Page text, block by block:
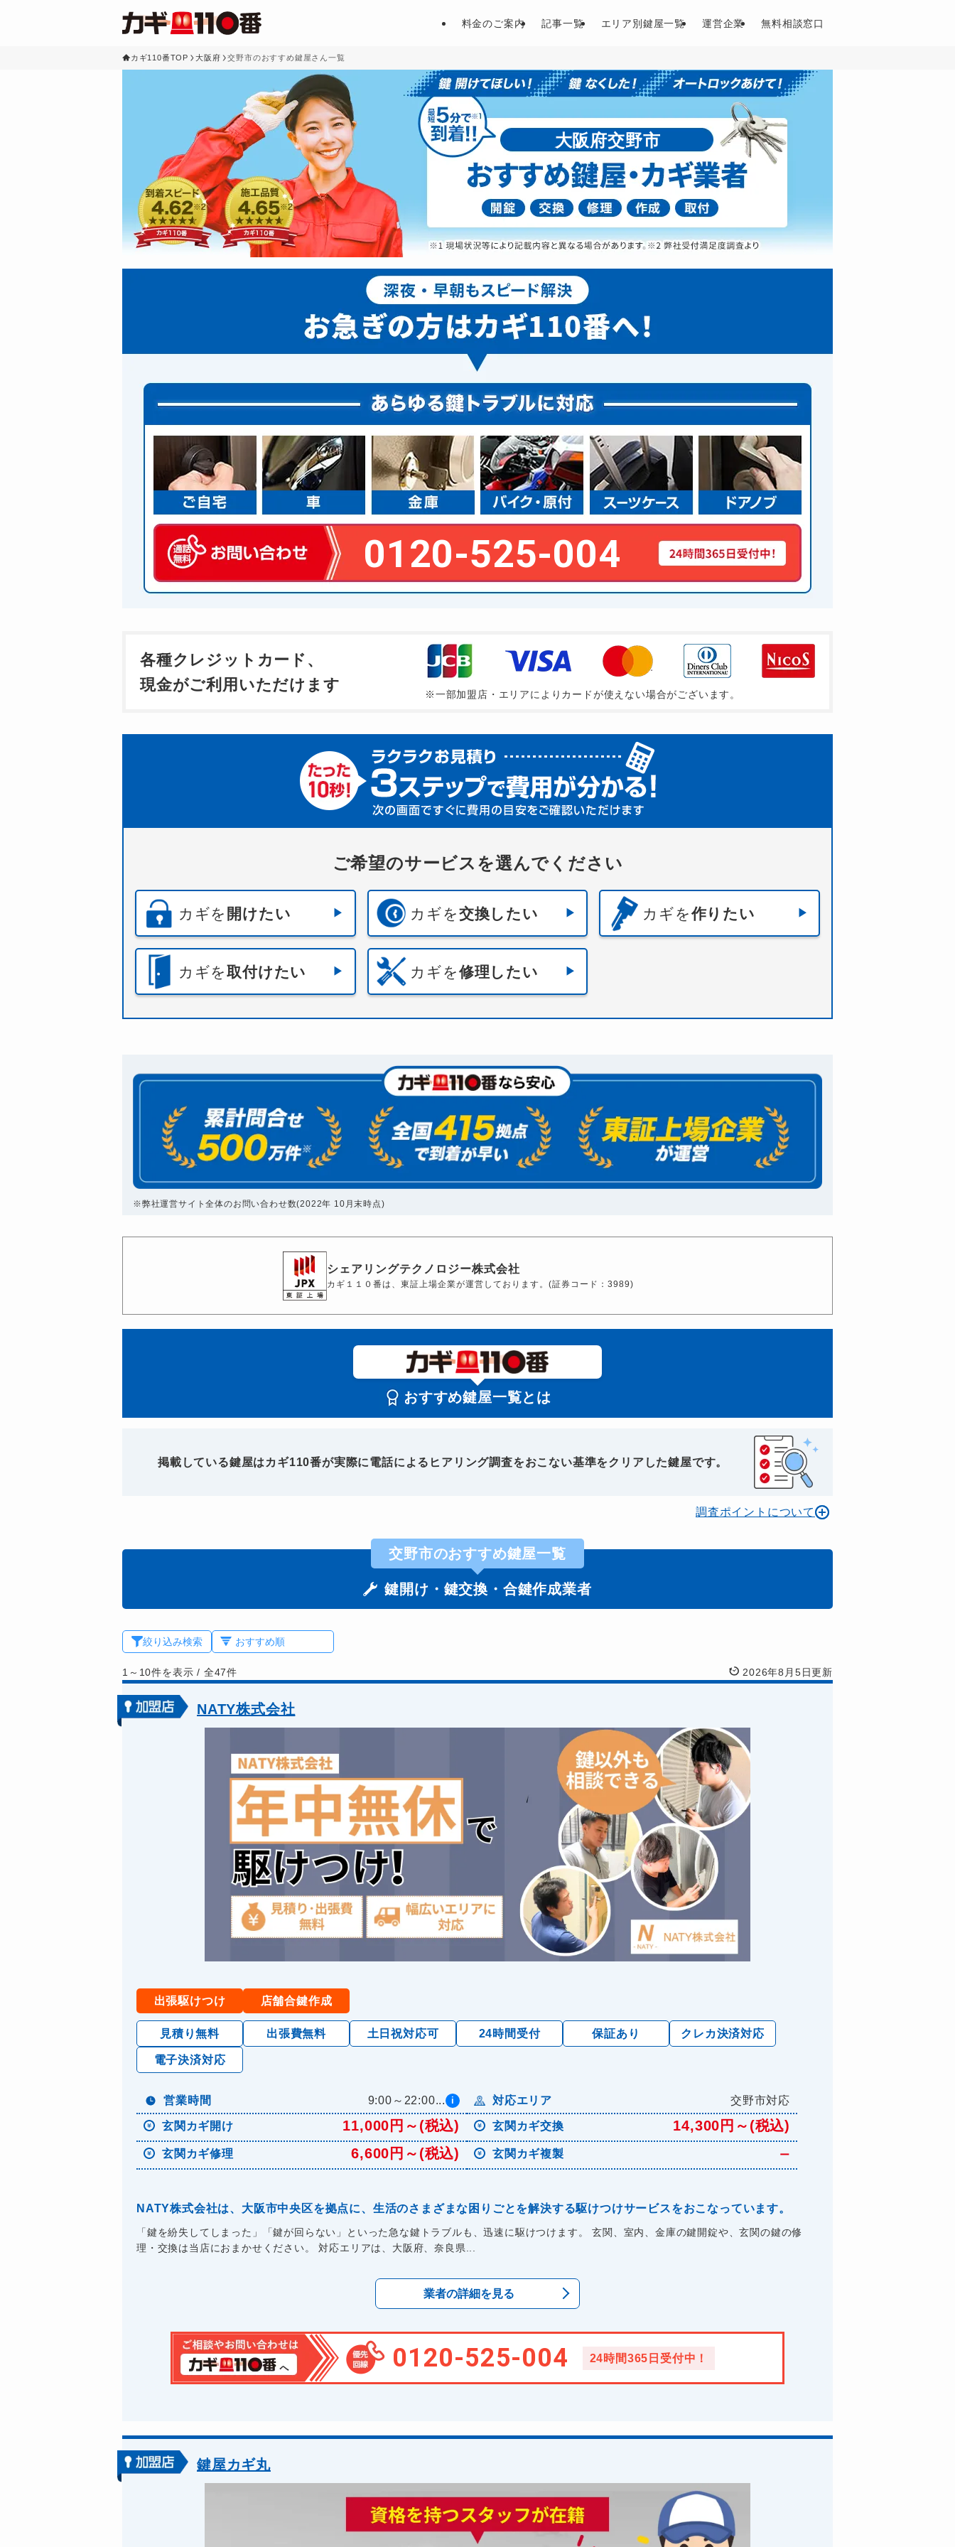
料金のご案内 記事一覧 エリア別鍵屋一覧 運営企業 無料相談窓口
カギ110番TOP 大阪府 交野市のおすすめ鍵屋さん一覧
大阪府交野市
0120-525-004
各種クレジットカード、
現金がご利用いただけます
※一部加盟店・エリアによりカードが使えない場合がございます。
ご希望のサービスを選んでください
カギを 開けたい カギを交換したい カギを作りたい
カギを取付けたい カギを修理したい
※弊社運営サイト全体のお問い合わせ数(2022年 10月末時点)
シェアリングテクノロジー株式会社
カギ１１０番は、東証上場企業が運営しております。(証券コード：3989)
おすすめ鍵屋一覧とは
掲載している鍵屋はカギ110番が実際に電話によるヒアリング調査をおこない基準をクリアした鍵屋です。
調査ポイントについて
交野市のおすすめ鍵屋一覧
鍵開け・鍵交換・合鍵作成業者
絞り込み検索
1～10件を表示/ 全47件 2026年8月5日更新
NATY株式会社
出張駆けつけ 店舗合鍵作成
見積り無料 出張費無料 土日祝対応可 24時間受付 保証あり クレカ決済対応
電子決済対応
営業時間 9:00～22:00... i 対応エリア 交野市対応
玄関カギ開け 11,000円～(税込) 玄関カギ交換 14,300円～(税込)
玄関カギ修理 6,600円～(税込) 玄関カギ複製 ー
NATY株式会社は、大阪市中央区を拠点に、生活のさまざまな困りごとを解決する駆けつけサービスをおこなっています。
「鍵を紛失してしまった」「鍵が回らない」といった急な鍵トラブルも、迅速に駆けつけます。 玄関、室内、金庫の鍵開錠や、玄関の鍵の修
理・交換は当店におまかせください。 対応エリアは、大阪府、奈良県...
業者の詳細を見る
0120-525-004 24時間365日受付中！
鍵屋カギ丸